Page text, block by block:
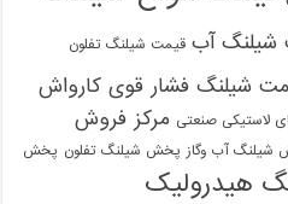
شیلنگ آب قیمت شیلنگ تفلون
شیلنگ فشار قوی کارواش
لاستیکی صنعتی مرکز فروش
شیلنگ آب وگاز پخش شیلنگ تفلون پخش
هیدرولیک